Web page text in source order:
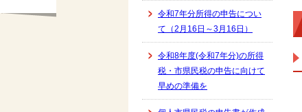
令和7年分所得の申告につい
て（2月16日～3月16日）
令和8年度(令和7年分)の所得
税・市県民税の申告に向けて
早めの準備を